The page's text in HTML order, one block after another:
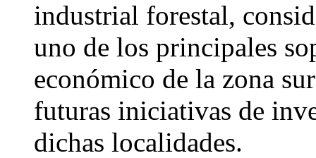
industrial forestal,
uno de los principales
económico de la zona
futuras iniciativas de
dichas localidades.